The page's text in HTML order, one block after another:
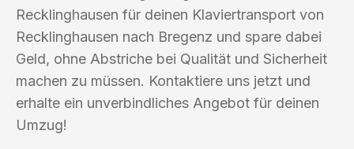
Recklinghausen für deinen Klaviertransport von
Recklinghausen nach Bregenz und spare dabei
Geld, ohne Abstriche bei Qualität und Sicherheit
machen zu müssen. Kontaktiere uns jetzt und
erhalte ein unverbindliches Angebot für deinen
Umzug!